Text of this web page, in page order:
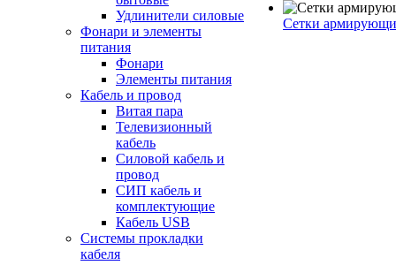
Удлинители силовые
Фонари и элементы
питания
Фонари
Элементы питания
Кабель и провод
Витая пара
Телевизионный
кабель
Силовой кабель и
провод
СИП кабель и
комплектующие
Кабель USB
Системы прокладки
кабеля
Сетки